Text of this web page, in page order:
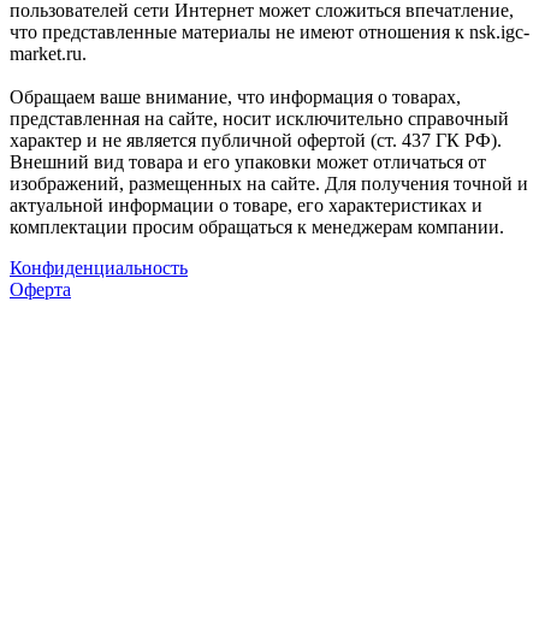
пользователей сети Интернет может сложиться впечатление,
что представленные материалы не имеют отношения к nsk.igc-
market.ru.
Обращаем ваше внимание, что информация о товарах,
представленная на сайте, носит исключительно справочный
характер и не является публичной офертой (ст. 437 ГК РФ).
Внешний вид товара и его упаковки может отличаться от
изображений, размещенных на сайте. Для получения точной и
актуальной информации о товаре, его характеристиках и
комплектации просим обращаться к менеджерам компании.
Конфиденциальность
Оферта